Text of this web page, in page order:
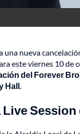
nueva
este viernes 10 de
del Forever
Hall.
Session